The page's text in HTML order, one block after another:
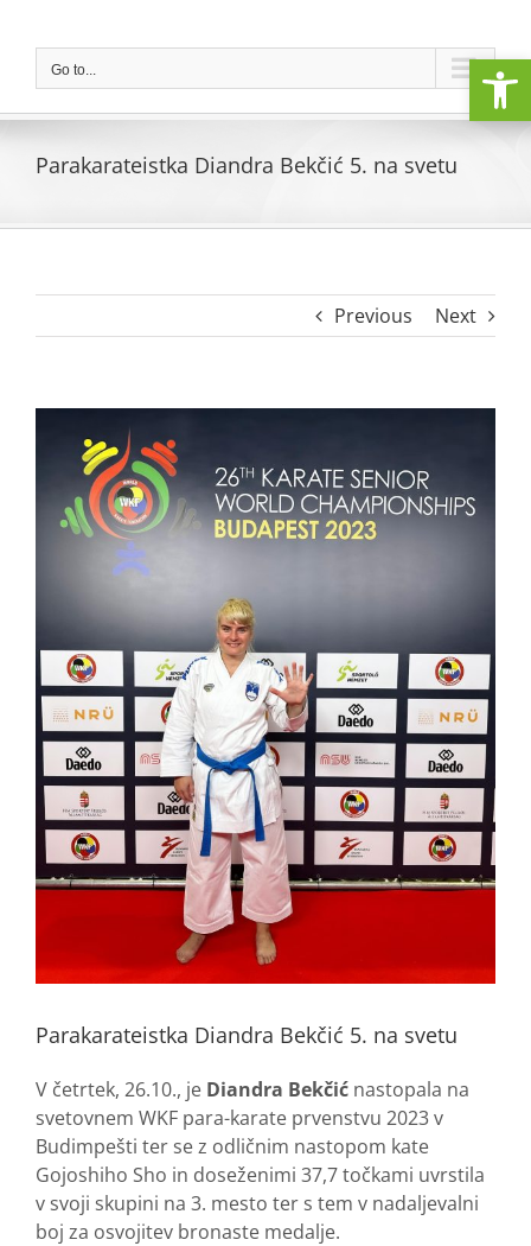
contentGo to...
Parakarateistka Diandra Bekčić 5. na svetu
Previous Next
Larger
Image
Parakarateistka Diandra Bekčić 5. na svetu
V četrtek, 26.10., je Diandra Bekčić nastopala na
svetovnem WKF para-karate prvenstvu 2023 v
Budimpešti ter se z odličnim nastopom kate
Gojoshiho Sho in doseženimi 37,7 točkami uvrstila
v svoji skupini na 3. mesto ter s tem v nadaljevalni
boj za osvojitev bronaste medalje.